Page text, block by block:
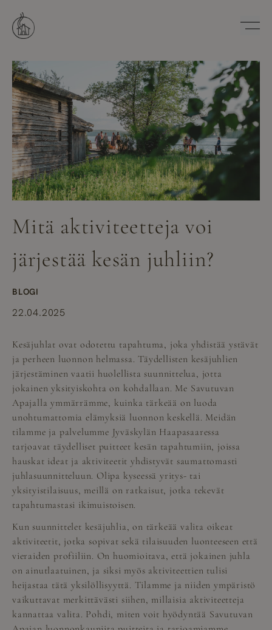
sisältöön
Mitä aktiviteetteja voi
järjestää kesän juhliin?
BLOGI
22.04.2025
Kesäjuhlat ovat odotettu tapahtuma, joka yhdistää ystävät
ja perheen luonnon helmassa. Täydellisten kesäjuhlien
järjestäminen vaatii huolellista suunnittelua, jotta
jokainen yksityiskohta on kohdallaan. Me Savutuvan
Apajalla ymmärrämme, kuinka tärkeää on luoda
unohtumattomia elämyksiä luonnon keskellä. Meidän
tilamme ja palvelumme Jyväskylän Haapasaaressa
tarjoavat täydelliset puitteet kesän tapahtumiin, joissa
hauskat ideat ja aktiviteetit yhdistyvät saumattomasti
juhlasuunnitteluun. Olipa kyseessä yritys- tai
yksityistilaisuus, meillä on ratkaisut, jotka tekevät
tapahtumastasi ikimuistoisen.
Kun suunnittelet kesäjuhlia, on tärkeää valita oikeat
aktiviteetit, jotka sopivat sekä tilaisuuden luonteeseen että
vieraiden profiiliin. On huomioitava, että jokainen juhla
on ainutlaatuinen, ja siksi myös aktiviteettien tulisi
heijastaa tätä yksilöllisyyttä. Tilamme ja niiden ympäristö
vaikuttavat merkittävästi siihen, millaisia aktiviteetteja
kannattaa valita. Pohdi, miten voit hyödyntää Savutuvan